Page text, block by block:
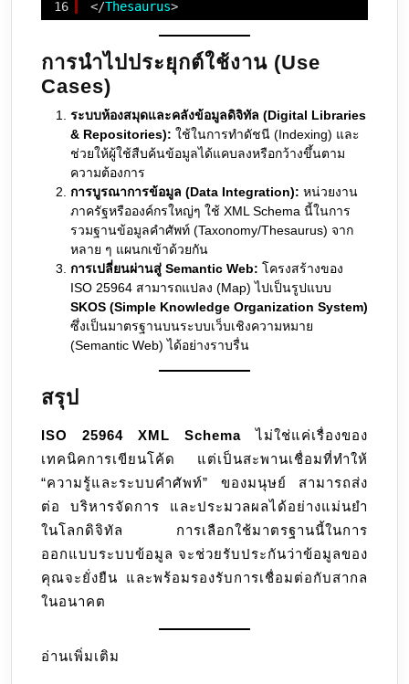
16
</Thesaurus>
การนำไปประยุกต์ใช้งาน (Use
Cases)
ระบบห้องสมุดและคลังข้อมูลดิจิทัล (Digital Libraries
& Repositories): ใช้ในการทำดัชนี (Indexing) และ
ช่วยให้ผู้ใช้สืบค้นข้อมูลได้แคบลงหรือกว้างขึ้นตาม
ความต้องการ
การบูรณาการข้อมูล (Data Integration): หน่วยงาน
ภาครัฐหรือองค์กรใหญ่ๆ ใช้ XML Schema นี้ในการ
รวมฐานข้อมูลคำศัพท์ (Taxonomy/Thesaurus) จาก
หลาย ๆ แผนกเข้าด้วยกัน
การเปลี่ยนผ่านสู่ Semantic Web: โครงสร้างของ
ISO 25964 สามารถแปลง (Map) ไปเป็นรูปแบบ
SKOS (Simple Knowledge Organization System)
ซึ่งเป็นมาตรฐานบนระบบเว็บเชิงความหมาย
(Semantic Web) ได้อย่างราบรื่น
สรุป
ISO 25964 XML Schema ไม่ใช่แค่เรื่องของ
เทคนิคการเขียนโค้ด แต่เป็นสะพานเชื่อมที่ทำให้
“ความรู้และระบบคำศัพท์” ของมนุษย์ สามารถส่ง
ต่อ บริหารจัดการ และประมวลผลได้อย่างแม่นยำ
ในโลกดิจิทัล การเลือกใช้มาตรฐานนี้ในการ
ออกแบบระบบข้อมูล จะช่วยรับประกันว่าข้อมูลของ
คุณจะยั่งยืน และพร้อมรองรับการเชื่อมต่อกับสากล
ในอนาคต
อ่านเพิ่มเติม